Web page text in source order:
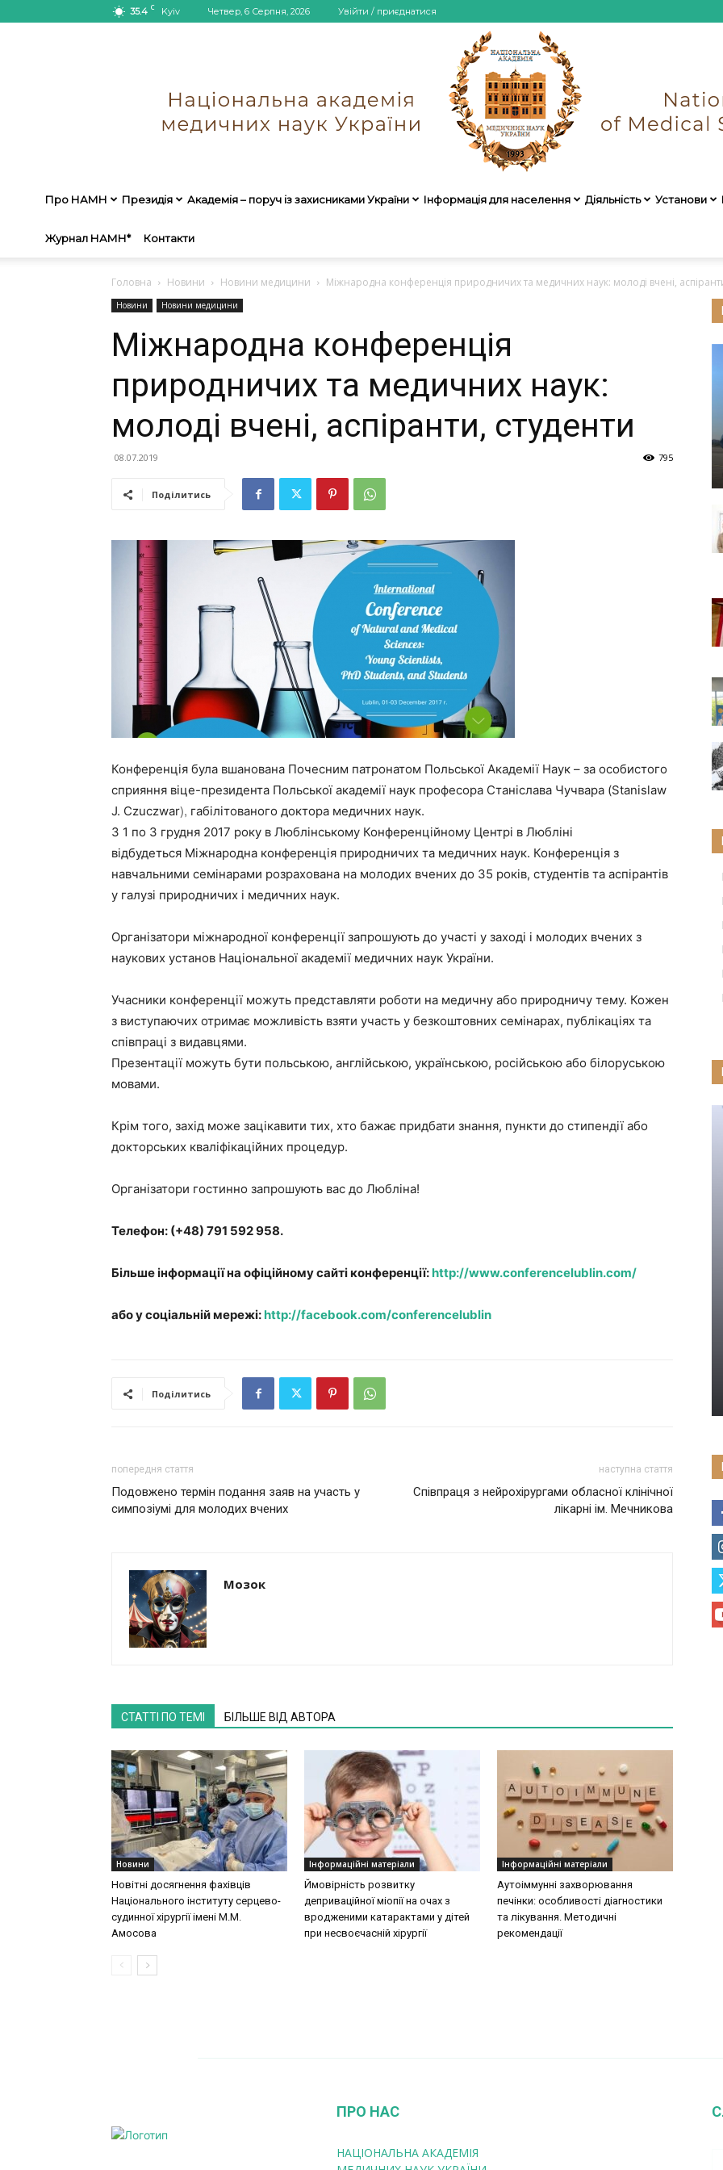
35.4 C Kyiv Четвер, 6 Серпня, 2026 Увійти / приєднатися
Про НАМН Президія Академія – поруч із захисниками України Інформація для населення Діяльність Установи
Журнал НАМН* Контакти
Головна Новини Новини медицини Міжнародна конференція природничих та медичних наук: молоді вчені,
Новини Новини медицини
Міжнародна конференція
природничих та медичних наук:
молоді вчені, аспіранти, студенти
08.07.2019 795
Поділитись
Конференція була вшанована Почесним патронатом Польської Академії Наук – за особистого
сприяння віце-президента Польської академії наук професора Станіслава Чучвара (Stanislaw
J. Czuczwar), габілітованого доктора медичних наук.
З 1 по 3 грудня 2017 року в Люблінському Конференційному Центрі в Любліні
відбудеться Міжнародна конференція природничих та медичних наук. Конференція з
навчальними семінарами розрахована на молодих вчених до 35 років, студентів та аспірантів
у галузі природничих і медичних наук.
Організатори міжнародної конференції запрошують до участі у заході і молодих вчених з
наукових установ Національної академії медичних наук України.
Учасники конференції можуть представляти роботи на медичну або природничу тему. Кожен
з виступаючих отримає можливість взяти участь у безкоштовних семінарах, публікаціях та
співпраці з видавцями.
Презентації можуть бути польською, англійською, українською, російською або білоруською
мовами.
Крім того, захід може зацікавити тих, хто бажає придбати знання, пункти до стипендії або
докторських кваліфікаційних процедур.
Організатори гостинно запрошують вас до Любліна!
Телефон: (+48) 791 592 958.
Більше інформації на офіційному сайті конференції: http://www.conferencelublin.com/
або у соціальній мережі: http://facebook.com/conferencelublin
Поділитись
попередня стаття
Подовжено термін подання заяв на участь у
симпозіумі для молодих вчених
наступна стаття
Співпраця з нейрохірургами обласної клінічної
лікарні ім. Мечникова
Мозок
СТАТТІ ПО ТЕМІ БІЛЬШЕ ВІД АВТОРА
Новини
Новітні досягнення фахівців
Національного інституту серцево-
судинної хірургії імeні М.М.
Амосова
Інформаційні матеріали
Ймовірність розвитку
деприваційної міопії на очах з
вродженими катарактами у дітей
при несвоєчасній хірургії
Інформаційні матеріали
Аутоіммунні захворювання
печінки: особливості діагностики
та лікування. Методичні
рекомендації
ПРО НАС
НАЦІОНАЛЬНА АКАДЕМІЯ